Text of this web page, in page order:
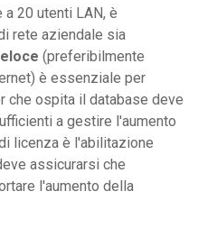
20 utenti LAN, è
rete aziendale sia
(preferibilmente
è essenziale per
che ospita il database deve
a gestire l'aumento
licenza è l'abilitazione
assicurarsi che
l'aumento della